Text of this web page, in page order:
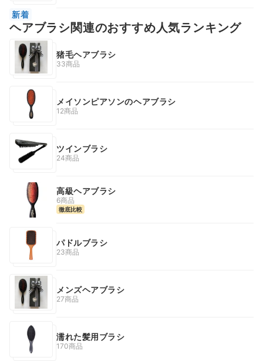
新着
ヘアブラシ関連のおすすめ人気ランキング
猪毛ヘアブラシ
33商品
メイソンピアソンのヘアブラシ
12商品
ツインブラシ
24商品
高級ヘアブラシ
6商品
徹底比較
パドルブラシ
23商品
メンズヘアブラシ
27商品
濡れた髪用ブラシ
170商品